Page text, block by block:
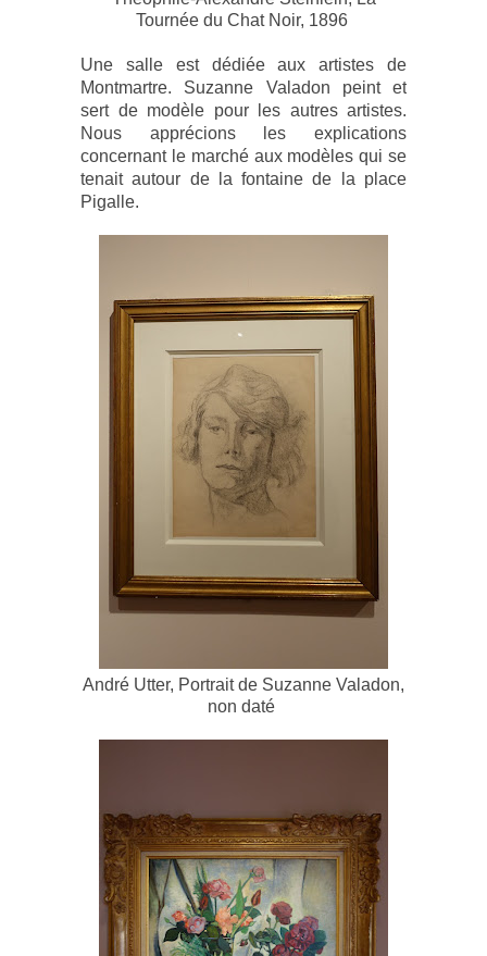
Tournée du Chat Noir, 1896
Une salle est dédiée aux artistes de
Montmartre. Suzanne Valadon peint et
sert de modèle pour les autres artistes.
Nous apprécions les explications
concernant le marché aux modèles qui se
tenait autour de la fontaine de la place
Pigalle.
André Utter, Portrait de Suzanne Valadon,
non daté